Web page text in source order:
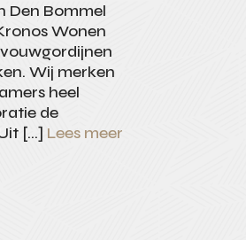
Den Bommel
Wonen
Wij merken
heel
de
[…] Lees meer